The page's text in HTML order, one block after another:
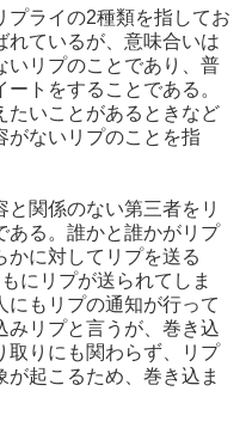
プライの2種類を指してお
れているが、意味合いは
いリプのことであり、普
トをすることである。
たいことがあるときなど
がないリプのことを指
関係のない第三者をリ
ある。誰かと誰かがリプ
かに対してリプを送る
にリプが送られてしま
にもリプの通知が行って
みリプと言うが、巻き込
取りにも関わらず、リプ
起こるため、巻き込ま